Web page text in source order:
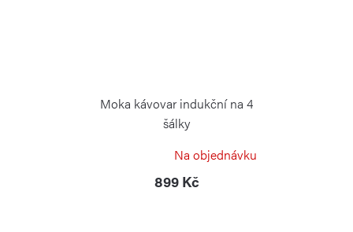
Moka kávovar indukční na 4
šálky
Na objednávku
899 Kč